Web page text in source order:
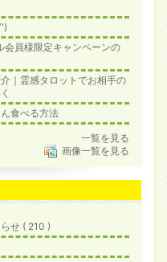
会員様限定キャンペーンの
｜霊感タロットでお相手の
食べる方法
一覧を見る
画像一覧を見る
せ ( 210 )